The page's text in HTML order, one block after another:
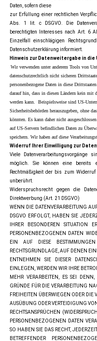
Daten, sofern diese
zur Erfüllung einer rechtlichen
Abs. 1 lit. c DSGVO. Die
berechtigten Interesses nach Art. 6
Einzelfall einschlägigen
Datenschutzerklärung informiert.
Hinweis zur Datenweitergabe in
Wir verwenden unter anderem Tools von
datenschutzrechtlich nicht sicheren
personenbezogene Daten in diese
darauf hin, dass in diesen Ländern kein mit
werden kann. Beispielsweise sind US-
Sicherheitsbehörden herauszugeben, ohne
könnten. Es kann daher nicht
auf US-Servern befindlichen Daten zu
speichern. Wir haben auf diese
Widerruf Ihrer Einwilligung zur
Viele
möglich. Sie können eine bereits
Rechtmäßigkeit der bis zum
unberührt.
Widerspruchsrecht gegen die
Direktwerbung (Art. 21 DSGVO)
WENN DIE DATENVERARBEITUNG
DSGVO ERFOLGT, HABEN SIE
IHRER BESONDEREN SITUATION
PERSONENBEZOGENEN DATEN
EIN AUF DIESE
RECHTSGRUNDLAGE, AUF DENEN
ENTNEHMEN SIE DIESER
EINLEGEN, WERDEN WIR IHRE
MEHR VERARBEITEN, ES SEI
GRÜNDE FÜR DIE VERARBEITUNG
FREIHEITEN ÜBERWIEGEN ODER DIE
AUSÜBUNG ODER VERTEIDIGUNG VON
RECHTSANSPRÜCHEN
PERSONENBEZOGENEN DATEN
SO HABEN SIE DAS RECHT,
BETREFFENDER